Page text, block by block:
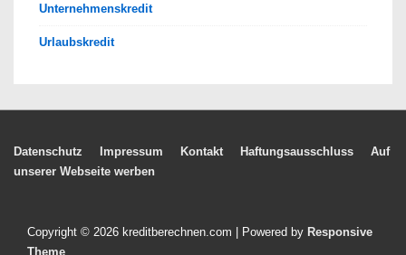
Unternehmenskredit
Urlaubskredit
Footer-
Datenschutz Impressum Kontakt Haftungsausschluss
Auf
unserer Webseite werben
Copyright © 2026 kreditberechnen.com | Powered by Responsive
Theme